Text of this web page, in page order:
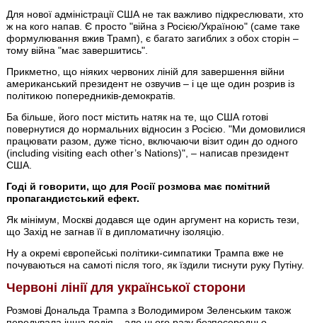
Для нової адміністрації США не так важливо підкреслювати, хто
ж на кого напав. Є просто "війна з Росією/Україною" (саме таке
формулювання вжив Трамп), є багато загиблих з обох сторін –
тому війна "має завершитись".
Прикметно, що ніяких червоних ліній для завершення війни
американський президент не озвучив – і це ще один розрив із
політикою попередників-демократів.
Ба більше, його пост містить натяк на те, що США готові
повернутися до нормальних відносин з Росією. "Ми домовилися
працювати разом, дуже тісно, включаючи візит один до одного
(including visiting each other’s Nations)", – написав президент
США.
Годі й говорити, що для Росії розмова має помітний
пропагандистський ефект.
Як мінімум, Москві додався ще один аргумент на користь тези,
що Захід не загнав її в дипломатичну ізоляцію.
Ну а окремі європейські політики-симпатики Трампа вже не
почуваються на самоті після того, як їздили тиснути руку Путіну.
Червоні лінії для української сторони
Розмові Дональда Трампа з Володимиром Зеленським також